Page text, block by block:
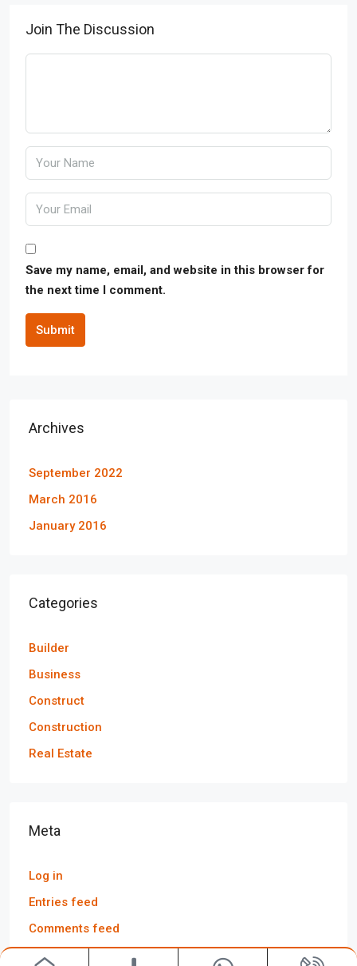
Join The Discussion
Save my name, email, and website in this browser for
the next time I comment.
Submit
Archives
September 2022
March 2016
January 2016
Categories
Builder
Business
Construct
Construction
Real Estate
Meta
Log in
Entries feed
Comments feed
WordPress.org